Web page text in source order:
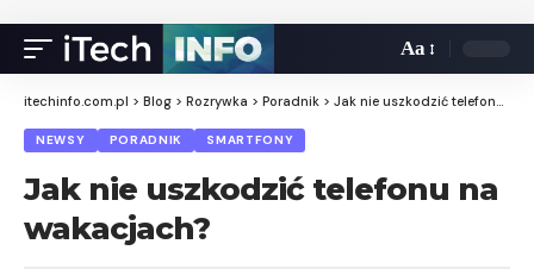
Aa
itechinfo.com.pl > Blog > Rozrywka > Poradnik > Jak nie uszkodzić telefonu na wakacjach?
NEWSY PORADNIK SMARTFONY
Jak nie uszkodzić telefonu na
wakacjach?